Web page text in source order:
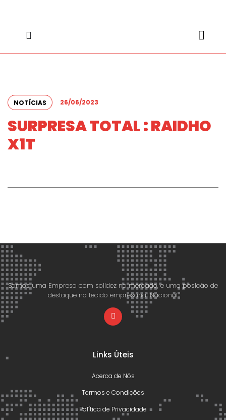
NOTÍCIAS 26/06/2023
SURPRESA TOTAL : RAIDHO
X1T
Somos uma Empresa com solidez no mercado, e uma posição de
destaque no tecido empresarial Nacional.
Links Úteis
Acerca de Nós
Termos e Condições
Política de Privacidade